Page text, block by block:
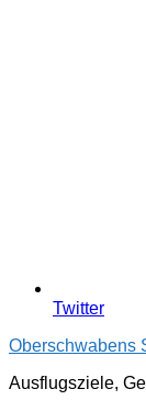
Twitter
Oberschwabens
Ausflugsziele,